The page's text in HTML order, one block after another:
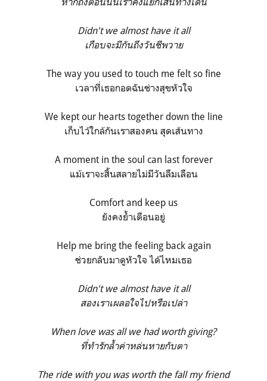
Didn't we almost have it all
เกือบจะมีกันถึงวันชีพวาย
The way you used to touch me felt so fine
เวลาที่เธอกอดฉันช่างสุขหัวใจ
We kept our hearts together down the line
เก็บไว้ใกล้กันเราสองคน สุดเส้นทาง
A moment in the soul can last forever
แม้เราจะสิ้นสลายไม่มีวันลืมเลือน
Comfort and keep us
ยังคงย้ำเตือนอยู่
Help me bring the feeling back again
ช่วยกลับมาดูหัวใจ ได้ไหมเธอ
Didn't we almost have it all
สองเราเผลอใจไปหรือเปล่า
When love was all we had worth giving?
ที่ทำรักล้ำค่าหล่นหายกับตา
The ride with you was worth the fall my friend